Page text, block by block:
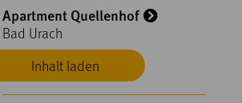
Inhalt laden
Apartment Quellenhof
Bad Urach